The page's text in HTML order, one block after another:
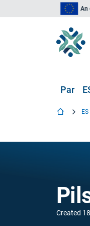
An
Par
Created